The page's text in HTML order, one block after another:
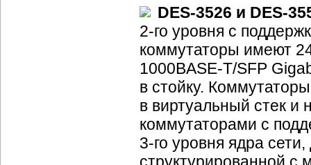
DES-3526 и DES-
2-го уровня с
коммутаторы имеют
1000BASE-T/SFP
в стойку.
в виртуальный стек и
коммутаторами с
3-го уровня ядра